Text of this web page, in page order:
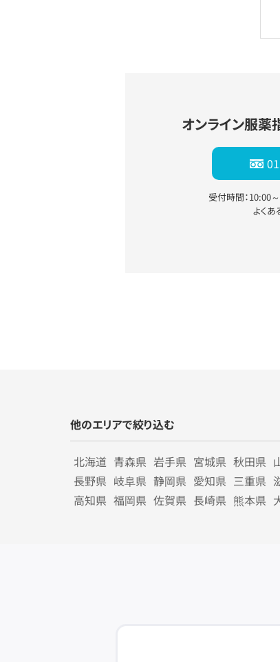
オンライン服薬
受付時間：10:00
よく
他のエリアで絞り込む
北海道 青森県 岩手県 宮城県 秋田県
長野県 岐阜県 静岡県 愛知県 三重県
高知県 福岡県 佐賀県 長崎県 熊本県